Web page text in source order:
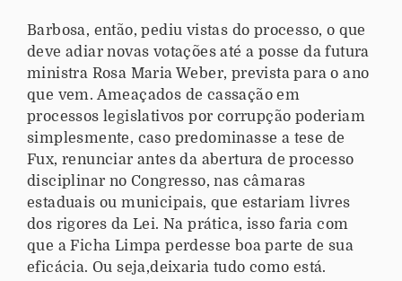
Barbosa, então, pediu vistas do processo, o que
deve adiar novas votações até a posse da futura
ministra Rosa Maria Weber, prevista para o ano
que vem. Ameaçados de cassação em
processos legislativos por corrupção poderiam
simplesmente, caso predominasse a tese de
Fux, renunciar antes da abertura de processo
disciplinar no Congresso, nas câmaras
estaduais ou municipais, que estariam livres
dos rigores da Lei. Na prática, isso faria com
que a Ficha Limpa perdesse boa parte de sua
eficácia. Ou seja,deixaria tudo como está.